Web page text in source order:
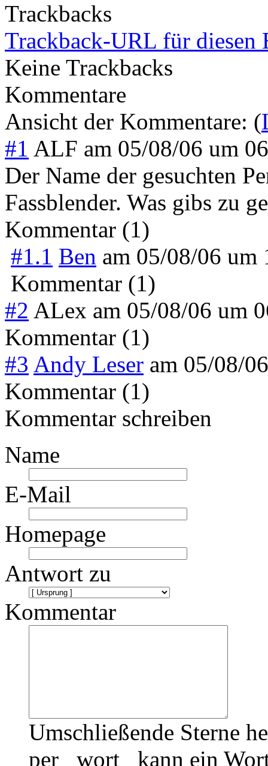
Trackbacks
Trackback-URL für diesen
Keine Trackbacks
Kommentare
Ansicht der Kommentare: (
#1 ALF am 05/08/06 um
Der Name der gesuchten
Fassblender. Was gibs zu
Kommentar (1)
#1.1 Ben am 05/08/06 um
Kommentar (1)
#2 ALex am 05/08/06 um
Kommentar (1)
#3 Andy Leser am 05/08/
Kommentar (1)
Kommentar schreiben
Name
E-Mail
Homepage
Antwort zu
Kommentar
Umschließende Sterne
per _wort_ kann ein